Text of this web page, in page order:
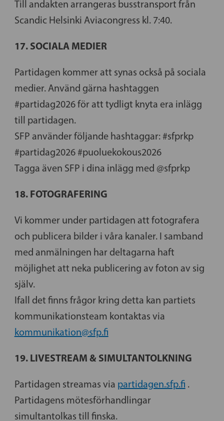
Till andakten arrangeras busstransport från
Scandic Helsinki Aviacongress kl. 7:40.
17. SOCIALA MEDIER
Partidagen kommer att synas också på sociala
medier. Använd gärna hashtaggen
#partidag2026 för att tydligt knyta era inlägg
till partidagen.
SFP använder följande hashtaggar: #sfprkp
#partidag2026 #puoluekokous2026
Tagga även SFP i dina inlägg med @sfprkp
18. FOTOGRAFERING
Vi kommer under partidagen att fotografera
och publicera bilder i våra kanaler. I samband
med anmälningen har deltagarna haft
möjlighet att neka publicering av foton av sig
själv.
Ifall det finns frågor kring detta kan partiets
kommunikationsteam kontaktas via
kommunikation@sfp.fi
19. LIVESTREAM & SIMULTANTOLKNING
Partidagen streamas via partidagen.sfp.fi .
Partidagens mötesförhandlingar
simultantolkas till finska.